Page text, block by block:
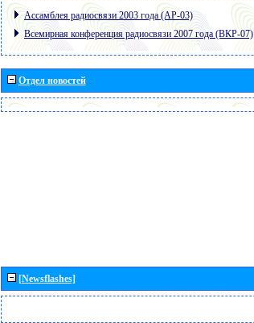
Ассамблея радиосвязи 2003 года (АР-03)
Всемирная конференция радиосвязи 2007 года (ВКР-07)
Отдел новостей
[Newsflashes]